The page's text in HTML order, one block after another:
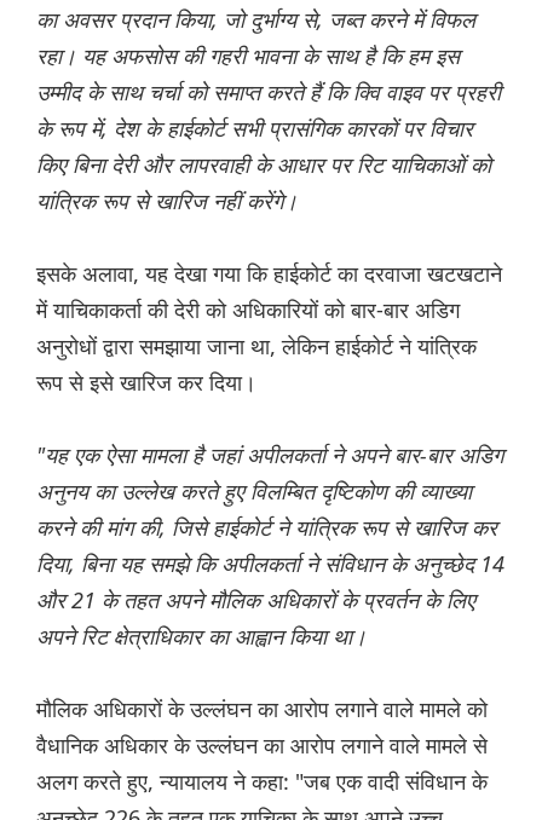
का अवसर प्रदान किया, जो दुर्भाग्य से, जब्त करने में विफल
रहा। यह अफसोस की गहरी भावना के साथ है कि हम इस
उम्मीद के साथ चर्चा को समाप्त करते हैं कि क्वि वाइव पर प्रहरी
के रूप में, देश के हाईकोर्ट सभी प्रासंगिक कारकों पर विचार
किए बिना देरी और लापरवाही के आधार पर रिट याचिकाओं को
यांत्रिक रूप से खारिज नहीं करेंगे।
इसके अलावा, यह देखा गया कि हाईकोर्ट का दरवाजा खटखटाने
में याचिकाकर्ता की देरी को अधिकारियों को बार-बार अडिग
अनुरोधों द्वारा समझाया जाना था, लेकिन हाईकोर्ट ने यांत्रिक
रूप से इसे खारिज कर दिया।
"यह एक ऐसा मामला है जहां अपीलकर्ता ने अपने बार-बार अडिग
अनुनय का उल्लेख करते हुए विलम्बित दृष्टिकोण की व्याख्या
करने की मांग की, जिसे हाईकोर्ट ने यांत्रिक रूप से खारिज कर
दिया, बिना यह समझे कि अपीलकर्ता ने संविधान के अनुच्छेद 14
और 21 के तहत अपने मौलिक अधिकारों के प्रवर्तन के लिए
अपने रिट क्षेत्राधिकार का आह्वान किया था।
मौलिक अधिकारों के उल्लंघन का आरोप लगाने वाले मामले को
वैधानिक अधिकार के उल्लंघन का आरोप लगाने वाले मामले से
अलग करते हुए, न्यायालय ने कहा: "जब एक वादी संविधान के